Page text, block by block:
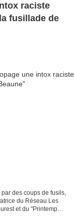
raciste
fusillade de
des coups de fusils,
du Réseau Les
et du "Printemps